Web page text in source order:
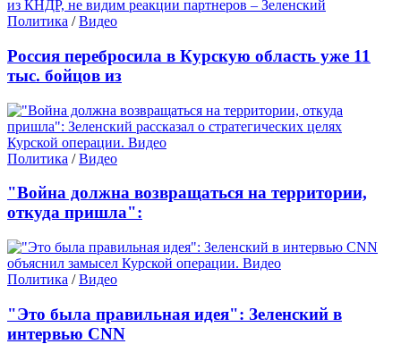
Политика /Видео
Россия перебросила в Курскую область уже 11
тыс. бойцов из
Политика /Видео
"Война должна возвращаться на территории,
откуда пришла":
Политика /Видео
"Это была правильная идея": Зеленский в
интервью CNN